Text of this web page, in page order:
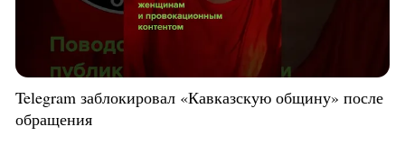
Telegram заблокировал «Кавказскую общину» после
обращения